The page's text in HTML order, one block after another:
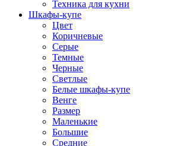
Техника для кухни
Шкафы-купе
Цвет
Коричневые
Серые
Темные
Черные
Светлые
Белые шкафы-купе
Венге
Размер
Маленькие
Большие
Средние